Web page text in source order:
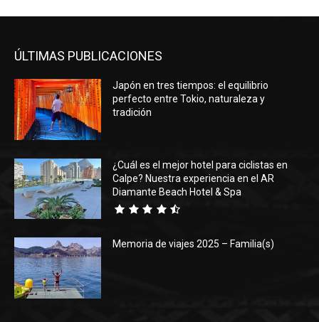
ÚLTIMAS PUBLICACIONES
Japón en tres tiempos: el equilibrio
perfecto entre Tokio, naturaleza y
tradición
¿Cuál es el mejor hotel para ciclistas en
Calpe? Nuestra experiencia en el AR
Diamante Beach Hotel & Spa
Memoria de viajes 2025 – Familia(s)